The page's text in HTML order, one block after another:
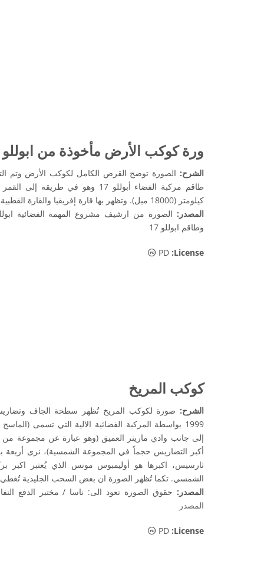
ورة كوكب الأرض مأخوذة من ابوللو 17
الشرح:
كيلومتر (18000 ميل). وتظهر بها قارة إفريقيا والقارة القطبية الجنوبية وشبه الجزيرة العربية.
المصدر:
وطاقم ابوللو 17
الملكية العامة أيقونات
PD :License
كوكب المريخ
الشرح: صورة لكوكب المريخ تُظهر سطحة الجاف
1999 بواسطة المركبة الفضائية الالية التي تسمى
إلى جانب وادي مارينر العميق (وهو عبارة عن مجموعة من
أكبر التضاريس حجماً في المجموعة الشمسية)، نرى أربعة
ثارسيس، اكبرها هو أوليمبوس مونس الذي يُعتبر اكبر
الشمسي. تكما تُظهر الصورة ان بعض السحب الجليدية
المصدر: حقوق الصورة تعود الى: ناسا / مختبر الدفع
المصدر
الملكية العامة أيقونات
PD :License